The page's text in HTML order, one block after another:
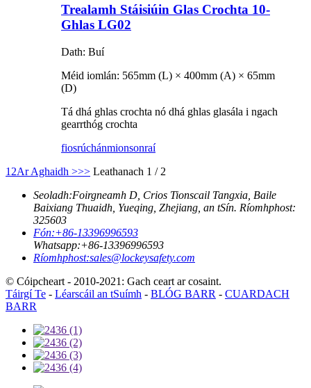
Trealamh Stáisiúin Glas Crochta 10-
Ghlas LG02
Dath: Buí
Méid iomlán: 565mm (L) × 400mm (A) × 65mm
(D)
Tá dhá ghlas crochta nó dhá ghlas glasála i ngach
gearrthóg crochta
fiosrúchánmionsonraí
1 2Ar Aghaidh >>> Leathanach 1 / 2
Seoladh:Foirgneamh D, Crios Tionscail Tangxia, Baile
Baixiang Thuaidh, Yueqing, Zhejiang, an tSín. Ríomhphost:
325603
Fón:+86-13396996593
Whatsapp:+86-13396996593
Ríomhphost:sales@lockeysafety.com
© Cóipcheart - 2010-2021: Gach ceart ar cosaint.
Táirgí Te - Léarscáil an tSuímh - BLÓG BARR - CUARDACH
BARR